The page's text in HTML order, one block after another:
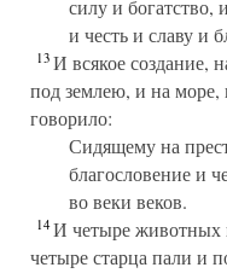
силу и богатство,
и честь и славу и
13И всякое создание,
под землею, и на море,
говорило:
Сидящему на
благословение и
во веки веков.
14И четыре животных
четыре старца пали и